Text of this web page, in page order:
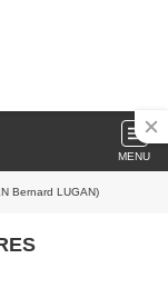
MENU
Bernard LUGAN)